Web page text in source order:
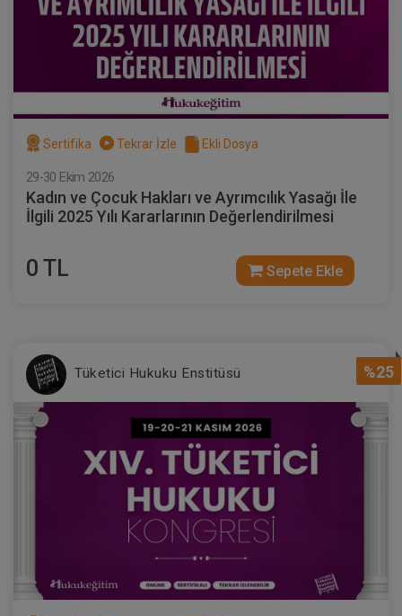
Sertifika Tekrar İzle Ekli Dosya
29-30 Ekim 2026
Kadın ve Çocuk Hakları ve Ayrımcılık Yasağı İle
İlgili 2025 Yılı Kararlarının Değerlendirilmesi
0 TL Sepete Ekle
%25
Tüketici Hukuku Enstitüsü